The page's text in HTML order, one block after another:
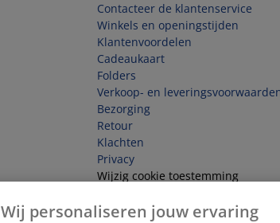
Contacteer de klantenservice
Winkels en openingstijden
Klantenvoordelen
Cadeaukaart
Folders
Verkoop- en
Bezorging
Retour
Klachten
Privacy
Wijzig cookie toestemming
Herroep hier de overeenkomst
Wij personaliseren jouw ervaring